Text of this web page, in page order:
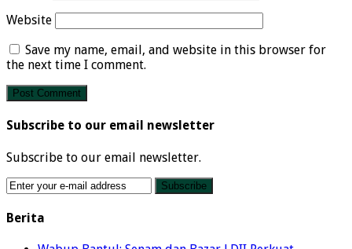
Website
Save my name, email, and website in this browser for
the next time I comment.
Subscribe to our email newsletter
Subscribe to our email newsletter.
Berita